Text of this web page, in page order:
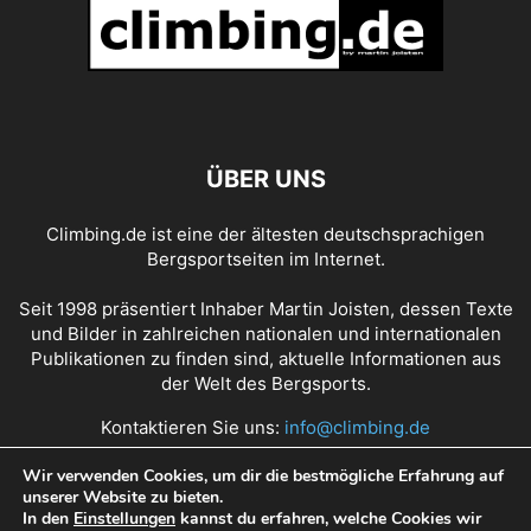
ANDREAS STEINDL ANDREAS THOMANN ANDY EARL ANDY HOLZER
ANDY HOUSEMAN ANDY POLLITT ANGELA EITER ANGELIKA RAINER
ARNAUD PETIT ASHIMA SHIRAISHI
BARBARA ZANGERL BEAT KAMMERLANDER BEN DITTO BEN MOON
BENEDIKT PURNER BENEDIKT SALLER
BERND RITSCHEL BERND ZANGERL BERNHARD BLIEMSRIEDER
BERNHARD ERTEL BETH RODDEN BETTINA SCHÖPF BOONE SPEED
BRAD GOBRIGHT BROOKE RABOUTOU CAMERON HÖRST
CANDIDE THOVEX CARLO TRAVERSI CAROLINE CIAVALDINI
CAROLINE NORTH CAROLINE SINNO CARRIE COOPER
CARSTEN VON BIRCKHAHN CEDAR WRIGHT CEDRIC LACHAT
CEDRIC LARCHAT CELINA SCHOIBL CHAD GREEDY CHAEHYUN SEO
ÜBER UNS
Climbing.de ist eine der ältesten deutschsprachigen
Bergsportseiten im Internet.
Seit 1998 präsentiert Inhaber Martin Joisten, dessen Texte
und Bilder in zahlreichen nationalen und internationalen
Publikationen zu finden sind, aktuelle Informationen aus
der Welt des Bergsports.
Kontaktieren Sie uns: info@climbing.de
Über Climbing.de RSS Feed Mediadaten
Wir verwenden Cookies, um dir die bestmögliche Erfahrung auf
unserer Website zu bieten.
In den Einstellungen kannst du erfahren, welche Cookies wir